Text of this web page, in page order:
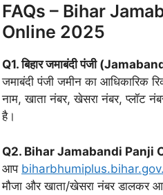
FAQs – Bihar
Online 2025
Q1. बिहार जमाबंदी पंजी
जमाबंदी पंजी जमीन का आधिकारिक
नाम, खाता नंबर, खेसरा नंबर, प्लॉट
है।
Q2. Bihar Jamabandi Panji
आप
मौजा और खाता/खेसरा नंबर डालकर